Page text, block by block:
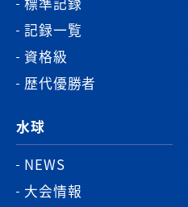
記録一覧
資格級
歴代優勝者
水球
NEWS
大会情報